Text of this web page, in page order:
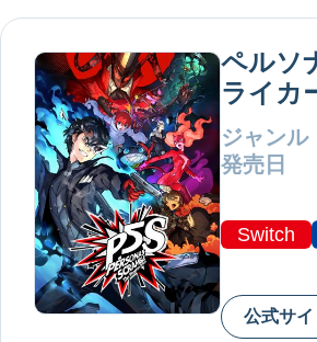
ペルソ
ライカ
ジャンル
発売日
Switch
公式サイ